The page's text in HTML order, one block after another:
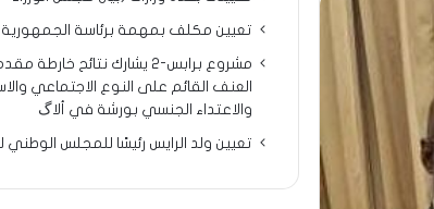
تعيين مكلف بمهمة برئاسة
مشروع برابس-2 يشارك نتائح
العنف القائم على النوع الاجتماعي
والاعتداء الجنسي بورشة في ألاگ
تعيين ولد الرايس رئيسًا للمجلس الوطني